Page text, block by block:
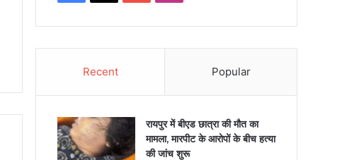
Recent Popular
रायपुर में बीएड छात्रा की मौत का
मामला, मारपीट के आरोपों के बीच हत्या
की जांच शुरू